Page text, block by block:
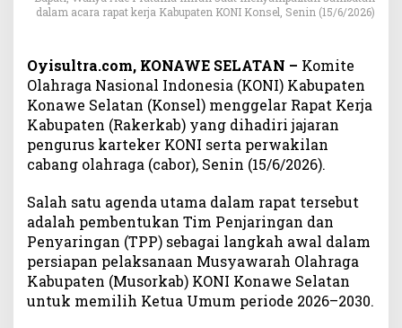
a
O
N
I
K
o
n
e
l
R
s
m
i
dalam acara rapat kerja Kabupaten KONI Konsel, Senin (15/6/2026)
Oyisultra.com, KONAWE SELATAN – Komite
Olahraga Nasional Indonesia (KONI) Kabupaten
Konawe Selatan (Konsel) menggelar Rapat Kerja
Kabupaten (Rakerkab) yang dihadiri jajaran
pengurus karteker KONI serta perwakilan
cabang olahraga (cabor), Senin (15/6/2026).
Salah satu agenda utama dalam rapat tersebut
adalah pembentukan Tim Penjaringan dan
Penyaringan (TPP) sebagai langkah awal dalam
persiapan pelaksanaan Musyawarah Olahraga
Kabupaten (Musorkab) KONI Konawe Selatan
untuk memilih Ketua Umum periode 2026–2030.